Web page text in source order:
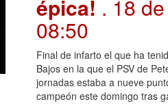
épica! . 18
08:50
Final de infarto el que ha
Bajos en la que el PSV de
jornadas estaba a nueve
campeón este domingo tras